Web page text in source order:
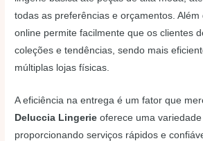
todas as preferências e orçamentos. Além
online permite facilmente que os clientes
coleções e tendências, sendo mais
múltiplas lojas físicas.
A eficiência na entrega é um fator que
Deluccia Lingerie oferece uma
proporcionando serviços rápidos e